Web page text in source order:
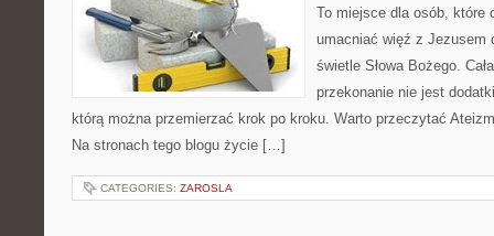
To miejsce dla osób, które
umacniać więź z Jezusem
świetle Słowa Bożego.
przekonanie nie jest
którą można przemierzać krok po kroku. Warto przeczytać
Na stronach tego blogu życie […]
CATEGORIES: ZAROSLA